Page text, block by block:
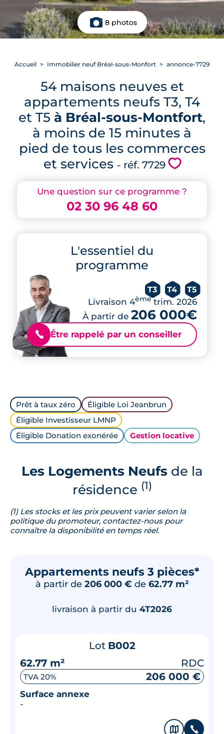
8 photos
Une question sur ce programme ?
02 30 96 48 60
L'essentiel du
programme
T3 T4 T5
Livraison 4èmetrim. 2026
À partir de 206 000€
📞 Être rappelé par un conseiller
Accueil Immobilier neuf Bréal-sous-Monfort annonce-7729
54 maisons neuves et
appartements neufs T3, T4
et T5 à Bréal-sous-Montfort,
à moins de 15 minutes à
pied de tous les commerces
et services - réf. 7729 💗
Prêt à taux zéro
Éligible Loi Jeanbrun
Éligible Investisseur LMNP
Éligible Donation exonérée
Gestion locative
Les Logements Neufsde la
résidence (1)
(1) Les stocks et les prix peuvent varier selon la
politique du promoteur, contactez-nous pour
connaître la disponibilité en temps réel.
Appartements neufs 3 pièces*
à partir de 206 000 € de 62.77 m²
livraison à partir du 4T2026
Lot B002
62.77 m²
RDC
TVA 20% 206 000 €
Surface annexe
-
🗞 📞